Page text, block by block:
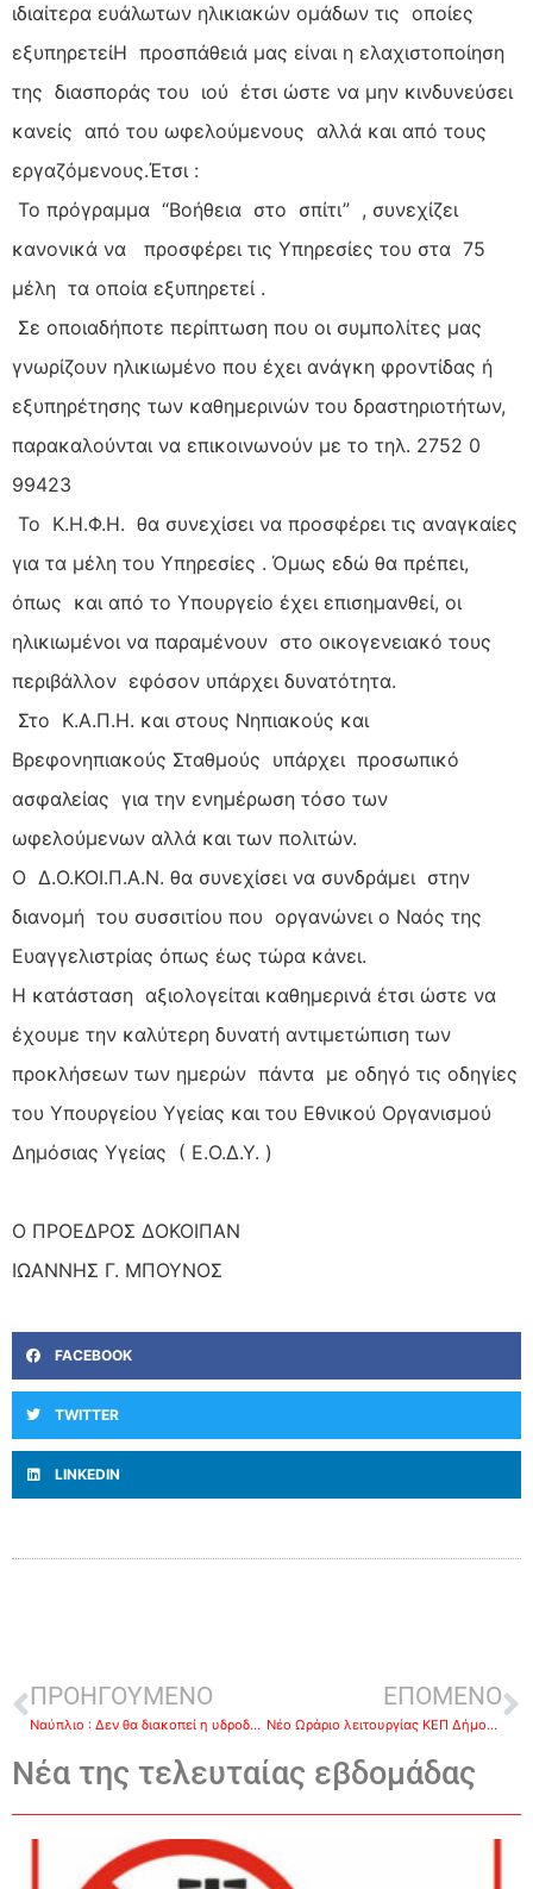
ιδιαίτερα ευάλωτων ηλικιακών ομάδων τις οποίες
εξυπηρετείΗ προσπάθειά μας είναι η ελαχιστοποίηση
της διασποράς του ιού έτσι ώστε να μην κινδυνεύσει
κανείς από του ωφελούμενους αλλά και από τους
εργαζόμενους.Έτσι :
Το πρόγραμμα “Βοήθεια στο σπίτι” , συνεχίζει
κανονικά να προσφέρει τις Υπηρεσίες του στα 75
μέλη τα οποία εξυπηρετεί .
Σε οποιαδήποτε περίπτωση που οι συμπολίτες μας
γνωρίζουν ηλικιωμένο που έχει ανάγκη φροντίδας ή
εξυπηρέτησης των καθημερινών του δραστηριοτήτων,
παρακαλούνται να επικοινωνούν με τo τηλ. 2752 0
99423
Το Κ.Η.Φ.Η. θα συνεχίσει να προσφέρει τις αναγκαίες
για τα μέλη του Υπηρεσίες . Όμως εδώ θα πρέπει,
όπως και από το Υπουργείο έχει επισημανθεί, οι
ηλικιωμένοι να παραμένουν στο οικογενειακό τους
περιβάλλον εφόσον υπάρχει δυνατότητα.
Στο Κ.Α.Π.Η. και στους Νηπιακούς και
Βρεφονηπιακούς Σταθμούς υπάρχει προσωπικό
ασφαλείας για την ενημέρωση τόσο των
ωφελούμενων αλλά και των πολιτών.
Ο Δ.Ο.ΚΟΙ.Π.Α.Ν. θα συνεχίσει να συνδράμει στην
διανομή του συσσιτίου που οργανώνει ο Ναός της
Ευαγγελιστρίας όπως έως τώρα κάνει.
Η κατάσταση αξιολογείται καθημερινά έτσι ώστε να
έχουμε την καλύτερη δυνατή αντιμετώπιση των
προκλήσεων των ημερών πάντα με οδηγό τις οδηγίες
του Υπουργείου Υγείας και του Εθνικού Οργανισμού
Δημόσιας Υγείας ( Ε.Ο.Δ.Υ. )
Ο ΠΡΟΕΔΡΟΣ ΔΟΚΟΙΠΑΝ
ΙΩΑΝΝΗΣ Γ. ΜΠΟΥΝΟΣ
FACEBOOK
TWITTER
LINKEDIN
ΠΡΟΗΓΟΥΜΕΝΟ
Ναύπλιο : Δεν θα διακοπεί η υδροδότηση της πόλης αύριο-Το βράδυ της Δευτέρας οι εργασίες για να μην ταλαιπωρηθούν οι πολίτες
ΕΠΟΜΕΝΟ
Νέο Ωράριο λειτουργίας ΚΕΠ Δήμου Άργους Μυκηνών
Νέα της τελευταίας εβδομάδας